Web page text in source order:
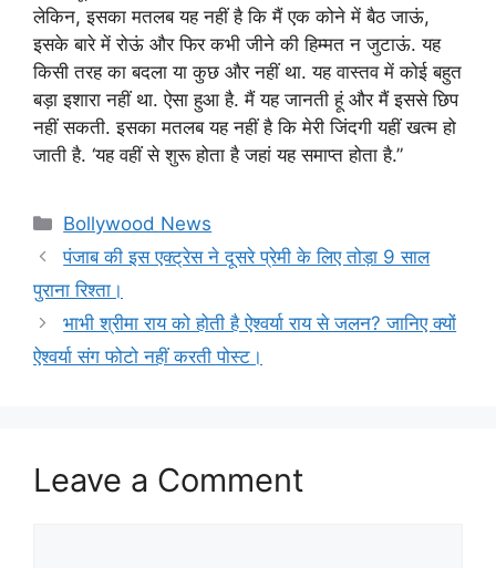
लेकिन, इसका मतलब यह नहीं है कि मैं एक कोने में बैठ जाऊं,
इसके बारे में रोऊं और फिर कभी जीने की हिम्मत न जुटाऊं. यह
किसी तरह का बदला या कुछ और नहीं था. यह वास्तव में कोई बहुत
बड़ा इशारा नहीं था. ऐसा हुआ है. मैं यह जानती हूं और मैं इससे छिप
नहीं सकती. इसका मतलब यह नहीं है कि मेरी जिंदगी यहीं खत्म हो
जाती है. ‘यह वहीं से शुरू होता है जहां यह समाप्त होता है.”
Categories
Bollywood News
पंजाब की इस एक्ट्रेस ने दूसरे प्रेमी के लिए तोड़ा 9 साल
पुराना रिश्ता।
भाभी श्रीमा राय को होती है ऐश्वर्या राय से जलन? जानिए क्यों
ऐश्वर्या संग फोटो नहीं करती पोस्ट।
Leave a Comment